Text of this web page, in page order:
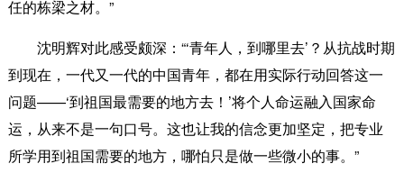
任的栋梁之材。”
沈明辉对此感受颇深：“‘青年人，到哪里去’？从抗战时期
到现在，一代又一代的中国青年，都在用实际行动回答这一
问题——‘到祖国最需要的地方去！’将个人命运融入国家命
运，从来不是一句口号。这也让我的信念更加坚定，把专业
所学用到祖国需要的地方，哪怕只是做一些微小的事。”